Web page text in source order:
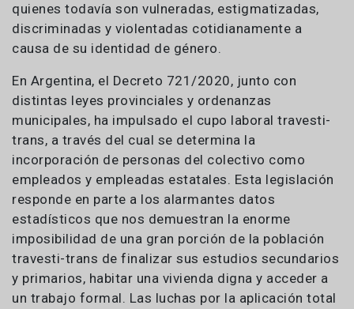
quienes todavía son vulneradas, estigmatizadas,
discriminadas y violentadas cotidianamente a
causa de su identidad de género.
En Argentina, el Decreto 721/2020, junto con
distintas leyes provinciales y ordenanzas
municipales, ha impulsado el cupo laboral travesti-
trans, a través del cual se determina la
incorporación de personas del colectivo como
empleados y empleadas estatales. Esta legislación
responde en parte a los alarmantes datos
estadísticos que nos demuestran la enorme
imposibilidad de una gran porción de la población
travesti-trans de finalizar sus estudios secundarios
y primarios, habitar una vivienda digna y acceder a
un trabajo formal. Las luchas por la aplicación total